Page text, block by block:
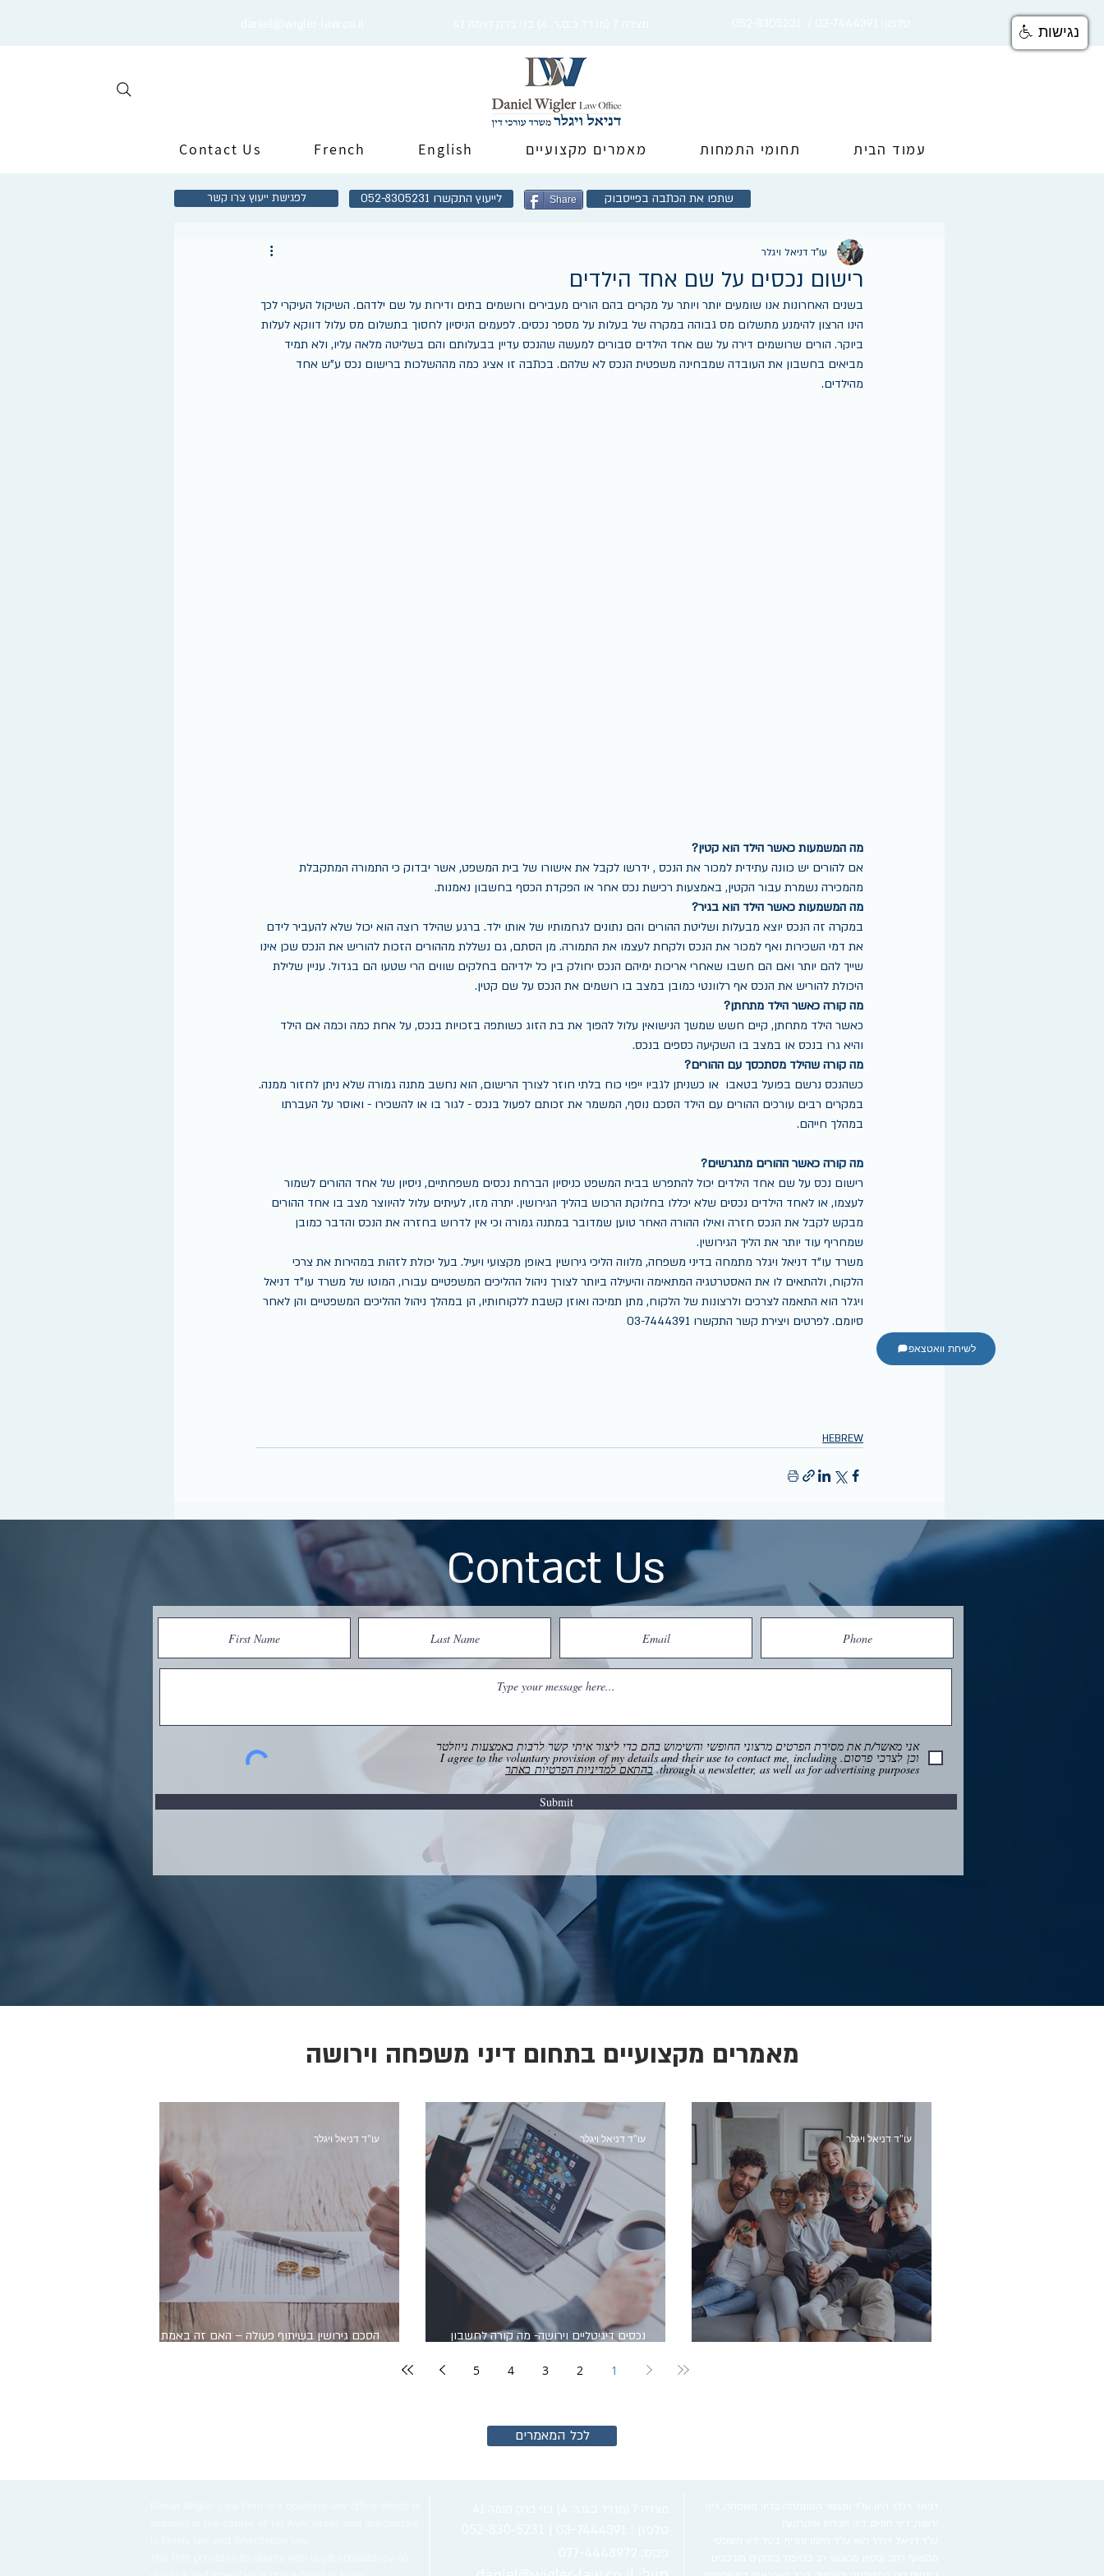
Contact Us French English מאמרים מקצועיים תחומי התמחות עמוד הבית
לשיחת וואטצאפ
לפגישת ייעוץ צרו קשר לייעוץ התקשרו 052-8305231 Share שתפו את הכתבה בפייסבוק
רישום נכסים על שם אחד הילדים
עו"ד דניאל ויגלר
בשנים האחרונות אנו שומעים יותר ויותר על מקרים בהם הורים מעבירים ורושמים בתים ודירות על שם ילדהם. השיקול העיקרי לכך
הינו הרצון להימנע מתשלום מס גבוהה במקרה של בעלות על מספר נכסים. לפעמים הניסיון לחסוך בתשלום מס עלול דווקא לעלות
ביוקר. הורים שרושמים דירה על שם אחד הילדים סבורים למעשה שהנכס עדיין בבעלותם והם בשליטה מלאה עליו, ולא תמיד
מביאים בחשבון את העובדה שמבחינה משפטית הנכס לא שלהם. בכתבה זו אציג כמה מההשלכות ברישום נכס ע"ש אחד
מהילדים.
מה המשמעות כאשר הילד הוא קטין?
אם להורים יש כוונה עתידית למכור את הנכס , ידרשו לקבל את אישורו של בית המשפט, אשר יבדוק כי התמורה המתקבלת
מהמכירה נשמרת עבור הקטין, באמצעות רכישת נכס אחר או הפקדת הכסף בחשבון נאמנות.
מה המשמעות כאשר הילד הוא בגיר?
במקרה זה הנכס יוצא מבעלות ושליטת ההורים והם נתונים לגחמותיו של אותו ילד. ברגע שהילד רוצה הוא יכול שלא להעביר לידם
את דמי השכירות ואף למכור את הנכס ולקחת לעצמו את התמורה. מן הסתם, גם נשללת מההורים הזכות להוריש את הנכס שכן אינו
שייך להם יותר ואם הם חשבו שאחרי אריכות ימיהם הנכס יחולק בין כל ילדיהם בחלקים שווים הרי שטעו הם בגדול. עניין שלילת
היכולת להוריש את הנכס אף רלוונטי כמובן במצב בו רושמים את הנכס על שם קטין.
מה קורה כאשר הילד מתחתן?
כאשר הילד מתחתן, קיים חשש שמשך הנישואין עלול להפוך את בת הזוג כשותפה בזכויות בנכס, על אחת כמה וכמה אם הילד
והיא גרו בנכס או במצב בו השקיעה כספים בנכס.
מה קורה שהילד מסתכסך עם ההורים?
כשהנכס נרשם בפועל בטאבו  או כשניתן לגביו ייפוי כוח בלתי חוזר לצורך הרישום, הוא נחשב מתנה גמורה שלא ניתן לחזור ממנה.
במקרים רבים עורכים ההורים עם הילד הסכם נוסף, המשמר את זכותם לפעול בנכס - לגור בו או להשכירו - ואוסר על העברתו
במהלך חייהם.
מה קורה כאשר ההורים מתגרשים?
רישום נכס על שם אחד הילדים יכול להתפרש בבית המשפט כניסיון הברחת נכסים משפחתיים, ניסיון של אחד ההורים לשמור
לעצמו, או לאחד הילדים נכסים שלא יכללו בחלוקת הרכוש בהליך הגירושין. יתרה מזו, לעיתים עלול להיווצר מצב בו אחד ההורים
מבקש לקבל את הנכס חזרה ואילו ההורה האחר טוען שמדובר במתנה גמורה וכי אין לדרוש בחזרה את הנכס והדבר כמובן
שמחריף עוד יותר את הליך הגירושין.
משרד עו"ד דניאל ויגלר מתמחה בדיני משפחה, מלווה הליכי גירושין באופן מקצועי ויעיל. בעל יכולת לזהות במהירות את צרכי
הלקוח, ולהתאים לו את האסטרטגיה המתאימה והיעילה ביותר לצורך ניהול ההליכים המשפטיים עבורו, המוטו של משרד עו"ד דניאל
ויגלר הוא התאמה לצרכים ולרצונות של הלקוח, מתן תמיכה ואוזן קשבת ללקוחותיו, הן במהלך ניהול ההליכים המשפטיים והן לאחר
סיומם. לפרטים ויצירת קשר התקשרו 03-7444391
HEBREW
Contact Us
אני מאשר/ת את מסירת הפרטים מרצוני החופשי והשימוש בהם כדי ליצור איתי קשר לרבות באמצעות ניוזלטר
וכן לצרכי פרסום. I agree to the voluntary provision of my details and their use to contact me, including
through a newsletter, as well as for advertising purposes. בהתאם למדיניות הפרטיות באתר
Submit
מאמרים מקצועיים בתחום דיני משפחה וירושה
עו"ד דניאל ויגלר
נכסים דיגיטליים וירושה- מה קורה לחשבון
עו"ד דניאל ויגלר
הסכם גירושין בשיתוף פעולה – האם זה באמת
עו"ד דניאל ויגלר
1
2
3
4
5
לכל המאמרים
נגישות